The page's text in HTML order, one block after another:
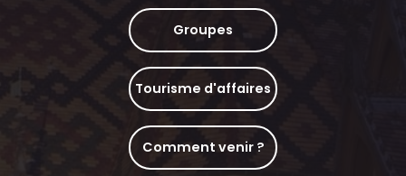
Groupes
Tourisme d'affaires
Comment venir ?